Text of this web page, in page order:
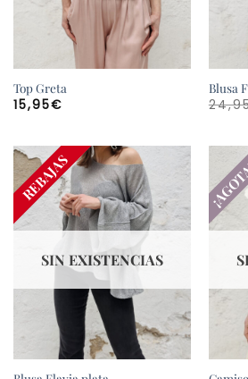
Top Greta
15,95€
Blusa
¡AGOTADO!
REBAJAS
SIN EXISTENCIAS